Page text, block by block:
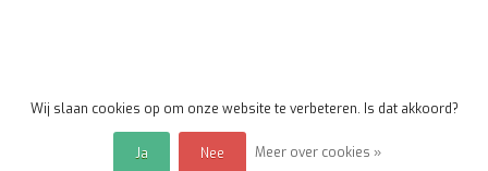
Wij slaan cookies op om onze website te verbeteren. Is dat akkoord?
Ja Nee Meer over cookies »